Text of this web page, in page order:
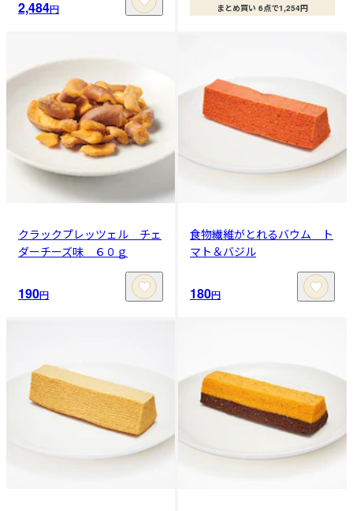
2,484円 まとめ買い 6点で1,254円
クラックプレッツェル チェ
ダーチーズ味 ６０ｇ
190円
食物繊維がとれるバウム ト
マト＆バジル
180円